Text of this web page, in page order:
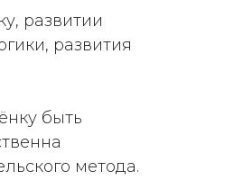
развитии
развития
быть
метода.